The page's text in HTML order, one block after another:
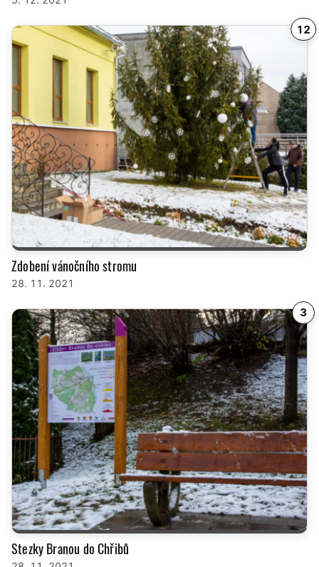
12
Zdobení vánočního stromu
28. 11. 2021
3
Stezky Branou do Chřibů